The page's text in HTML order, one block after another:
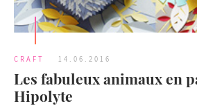
CRAFT 14.06.2016
Les fabuleux animaux en
Hipolyte